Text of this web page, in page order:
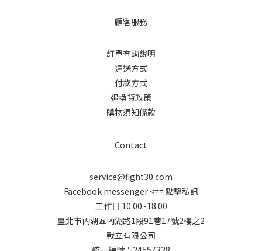
顧客服務
訂單查詢說明
運送方式
付款方式
退換貨政策
購物須知條款
Contact
service@fight30.com
Facebook messenger <== 點擊私訊
工作日 10:00~18:00
臺北市內湖區內湖路1段91巷17號2樓之2
戰立有限公司